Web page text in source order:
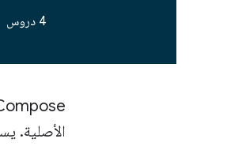
4 دروس